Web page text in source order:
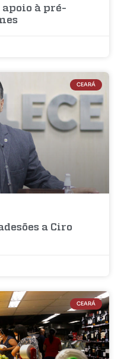
à pré-
CEARÁ
a Ciro
CEARÁ